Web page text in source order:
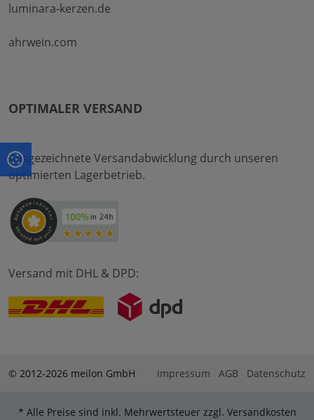
luminara-kerzen.de
ahrwein.com
OPTIMALER VERSAND
Ausgezeichnete Versandabwicklung durch unseren
optimierten Lagerbetrieb.
Versand mit DHL & DPD:
© 2012-2026 meilon GmbH Impressum AGB Datenschutz
* Alle Preise sind inkl. Mehrwertsteuer zzgl. Versandkosten